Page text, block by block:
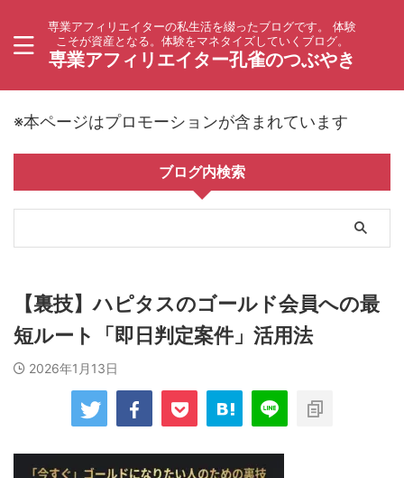
専業アフィリエイターの私生活を綴ったブログです。 体験
こそが資産となる。体験をマネタイズしていくブログ。
専業アフィリエイター孔雀のつぶやき
※本ページはプロモーションが含まれています
ブログ内検索
【裏技】ハピタスのゴールド会員への最
短ルート「即日判定案件」活用法
2026年1月13日